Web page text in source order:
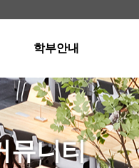
학부안내
경영학부소개
국제통상학부소개
입학안내
교과과정
공
뮤니티